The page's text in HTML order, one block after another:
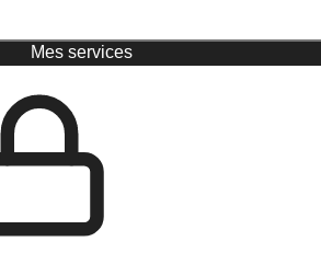
Mes services